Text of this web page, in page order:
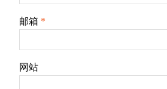
邮箱 *
网站